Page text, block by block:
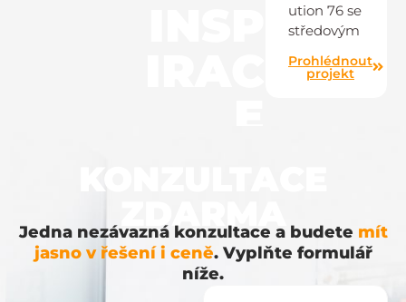
ution 76 se
středovým
Prohlédnout
projekt
ZDARMA
Jedna nezávazná konzultace a budete mít
jasno v řešení i ceně. Vyplňte formulář
níže.